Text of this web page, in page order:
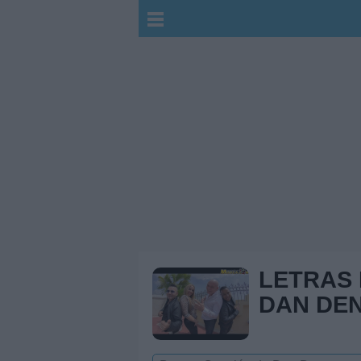
LETRAS
DAN